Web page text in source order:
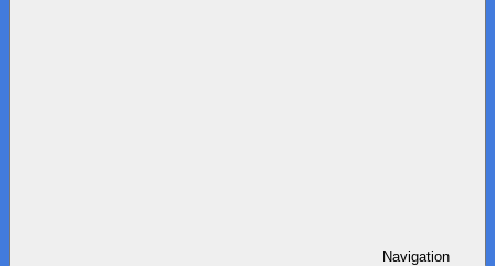
Navigation